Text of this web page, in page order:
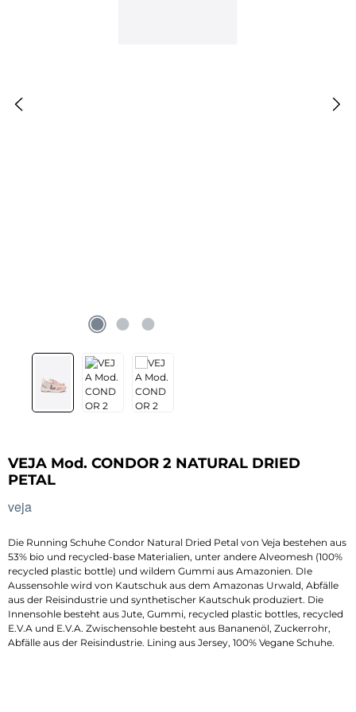
VEJA Mod. CONDOR 2 NATURAL DRIED
PETAL
veja
Die Running Schuhe Condor Natural Dried Petal von Veja bestehen aus
53% bio und recycled-base Materialien, unter andere Alveomesh (100%
recycled plastic bottle) und wildem Gummi aus Amazonien. DIe
Aussensohle wird von Kautschuk aus dem Amazonas Urwald, Abfälle
aus der Reisindustrie und synthetischer Kautschuk produziert. Die
Innensohle besteht aus Jute, Gummi, recycled plastic bottles, recycled
E.V.A und E.V.A. Zwischensohle besteht aus Bananenöl, Zuckerrohr,
Abfälle aus der Reisindustrie. Lining aus Jersey, 100% Vegane Schuhe.